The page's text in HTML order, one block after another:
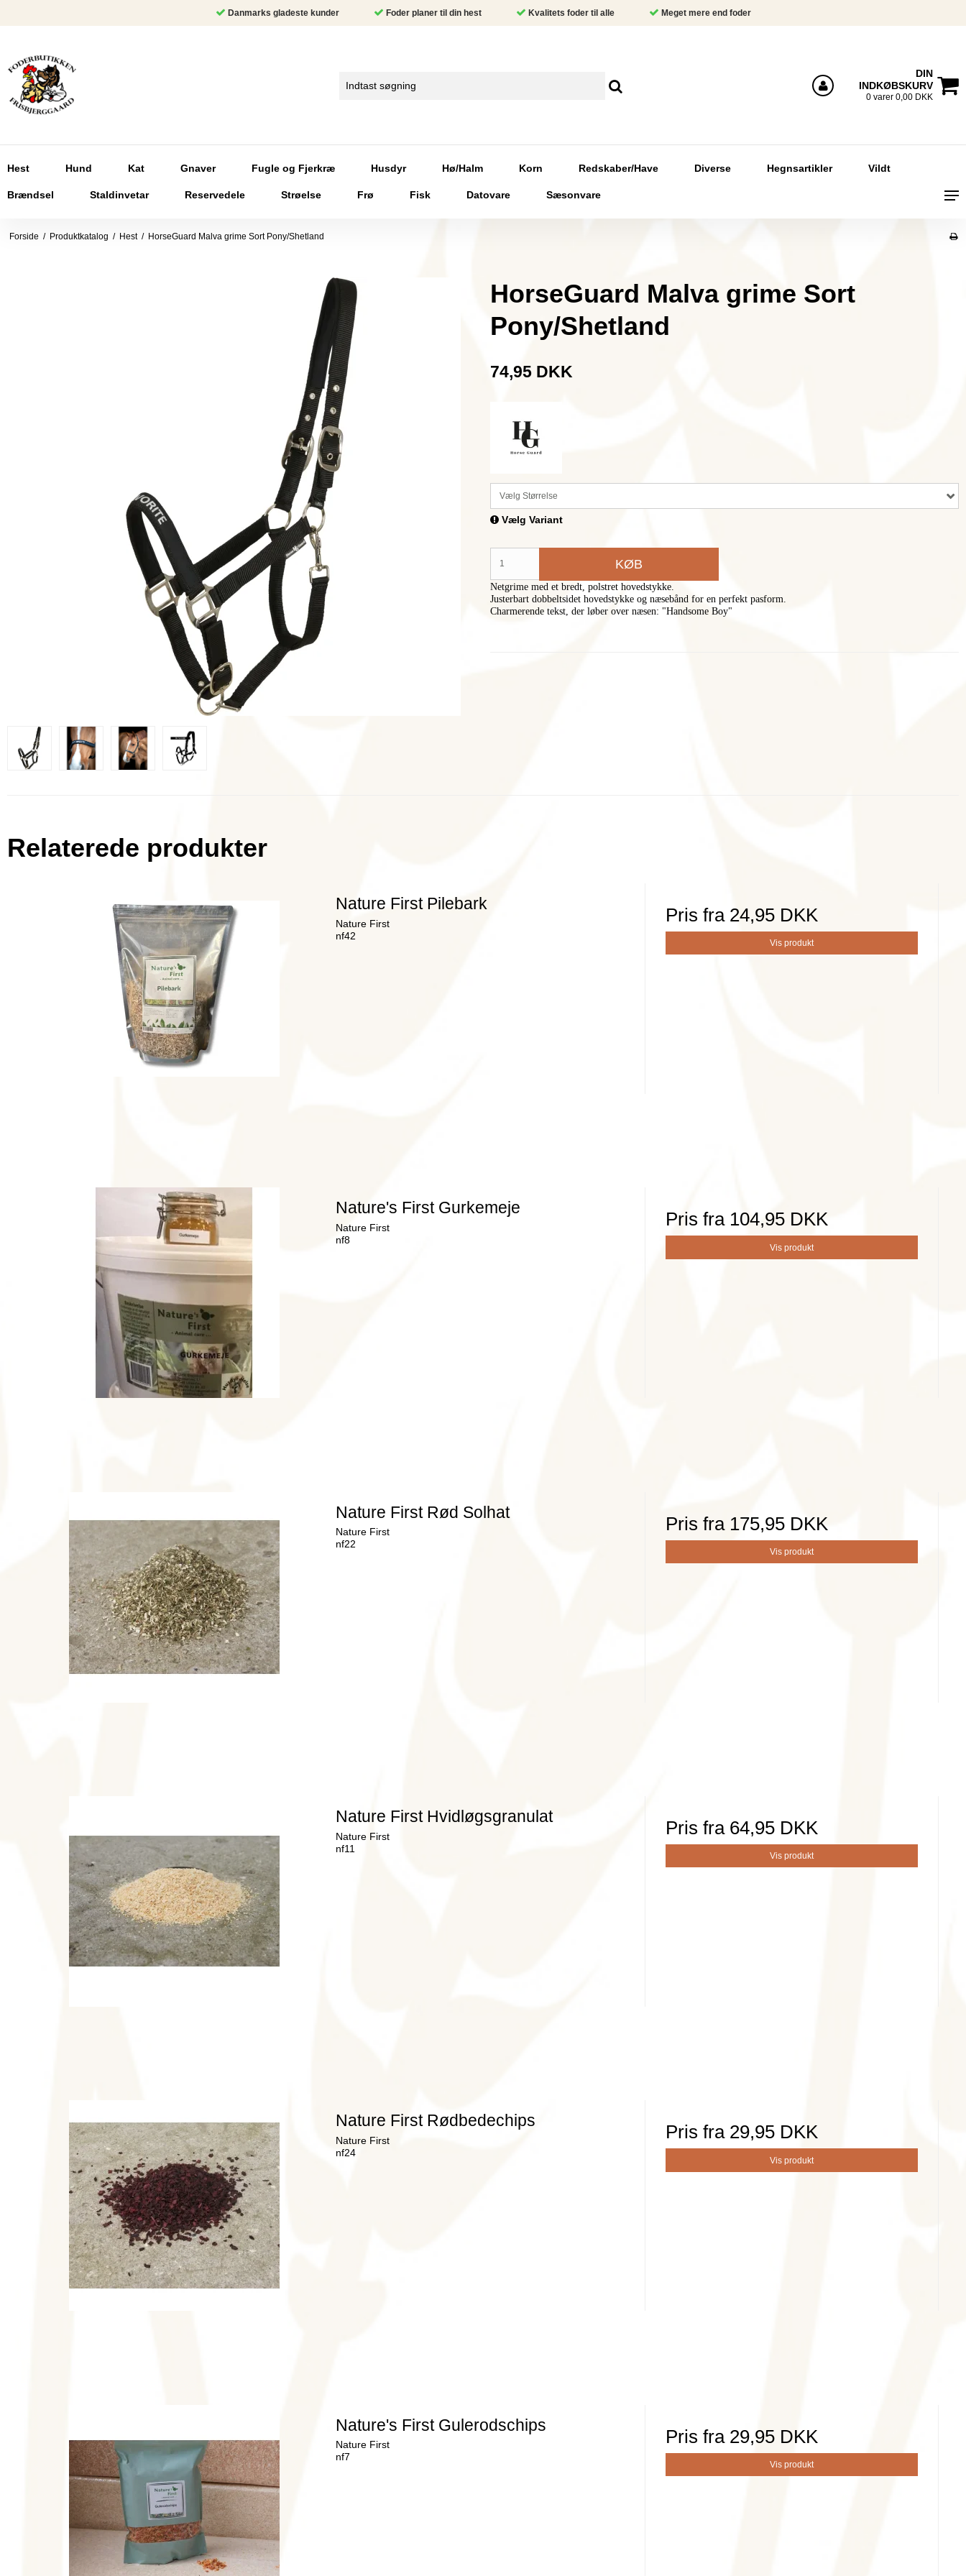
Danmarks gladeste kunder Foder planer til din hest Kvalitets foder til alle Meget mere end foder
Log ind
DIN
INDKØBSKURV
0 varer 0,00 DKK
Hest Hund Kat Gnaver Fugle og Fjerkræ Husdyr Hø/Halm Korn Redskaber/Have Diverse Hegnsartikler Vildt
Brændsel Staldinvetar Reservedele Strøelse Frø Fisk Datovare Sæsonvare
Forside / Produktkatalog / Hest / HorseGuard Malva grime Sort Pony/Shetland
HorseGuard Malva grime Sort
Pony/Shetland
74,95 DKK
Vælg Størrelse
Vælg Variant
KØB
Netgrime med et bredt, polstret hovedstykke.
Justerbart dobbeltsidet hovedstykke og næsebånd for en perfekt pasform.
Charmerende tekst, der løber over næsen: "Handsome Boy"
Relaterede produkter
Nature First Pilebark
Nature First
nf42
Pris fra 24,95 DKK
Vis produkt
Nature's First Gurkemeje
Nature First
nf8
Pris fra 104,95 DKK
Vis produkt
Nature First Rød Solhat
Nature First
nf22
Pris fra 175,95 DKK
Vis produkt
Nature First Hvidløgsgranulat
Nature First
nf11
Pris fra 64,95 DKK
Vis produkt
Nature First Rødbedechips
Nature First
nf24
Pris fra 29,95 DKK
Vis produkt
Nature's First Gulerodschips
Nature First
nf7
Pris fra 29,95 DKK
Vis produkt